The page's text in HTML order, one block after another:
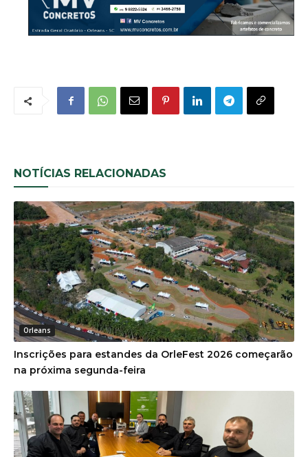
NOTÍCIAS RELACIONADAS
Orleans
Inscrições para estandes da OrleFest 2026 começarão
na próxima segunda-feira